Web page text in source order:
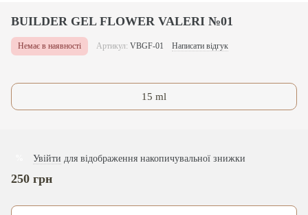
BUILDER GEL FLOWER VALERI №01
Немає в наявності Артикул: VBGF-01 Написати відгук
15 ml
250 грн
Увійти для відображення накопичувальної знижки